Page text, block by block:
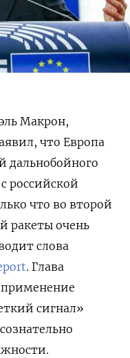
Макрон,
что Европа
дальнобойного
российской
что во второй
ракеты очень
слова
. Глава
применение
сигнал»